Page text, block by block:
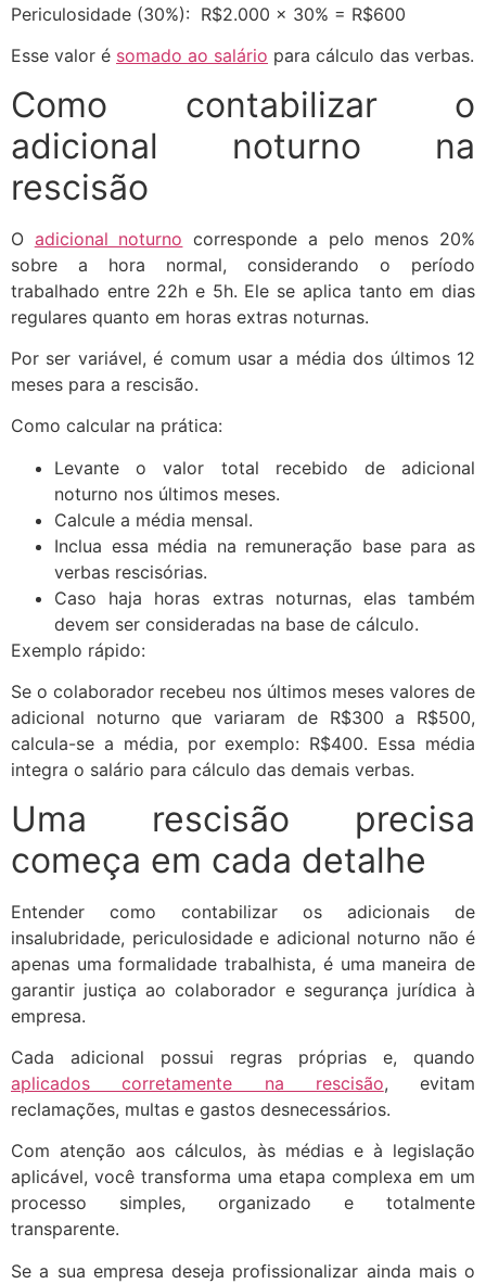
Periculosidade (30%): R$2.000 x 30% = R$600
Esse valor é somado ao salário para cálculo das verbas.
Como contabilizar o
adicional noturno na
rescisão
O adicional noturno corresponde a pelo menos 20%
sobre a hora normal, considerando o período
trabalhado entre 22h e 5h. Ele se aplica tanto em dias
regulares quanto em horas extras noturnas.
Por ser variável, é comum usar a média dos últimos 12
meses para a rescisão.
Como calcular na prática:
Levante o valor total recebido de adicional
noturno nos últimos meses.
Calcule a média mensal.
Inclua essa média na remuneração base para as
verbas rescisórias.
Caso haja horas extras noturnas, elas também
devem ser consideradas na base de cálculo.
Exemplo rápido:
Se o colaborador recebeu nos últimos meses valores de
adicional noturno que variaram de R$300 a R$500,
calcula-se a média, por exemplo: R$400. Essa média
integra o salário para cálculo das demais verbas.
Uma rescisão precisa
começa em cada detalhe
Entender como contabilizar os adicionais de
insalubridade, periculosidade e adicional noturno não é
apenas uma formalidade trabalhista, é uma maneira de
garantir justiça ao colaborador e segurança jurídica à
empresa.
Cada adicional possui regras próprias e, quando
aplicados corretamente na rescisão, evitam
reclamações, multas e gastos desnecessários.
Com atenção aos cálculos, às médias e à legislação
aplicável, você transforma uma etapa complexa em um
processo simples, organizado e totalmente
transparente.
Se a sua empresa deseja profissionalizar ainda mais o